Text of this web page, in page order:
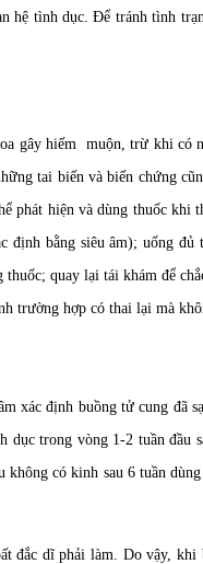
hệ tình dục. Để tránh tình
gây hiếm muộn, trừ khi có
tai biến và biến chứng
phát hiện và dùng thuốc khi
định bằng siêu âm); uống
quay lại tái khám để
trường hợp có thai lại mà
xác định buồng tử cung đã
dục trong vòng 1-2 tuần
có kinh sau 6 tuần
đắc dĩ phải làm. Do vậy, khi